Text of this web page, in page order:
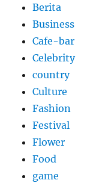
Berita
Business
Cafe-bar
Celebrity
country
Culture
Fashion
Festival
Flower
Food
game